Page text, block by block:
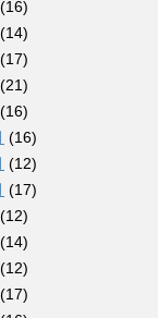
(16)
(14)
(17)
(21)
(16)
(16)
(12)
(17)
(12)
(14)
(12)
(17)